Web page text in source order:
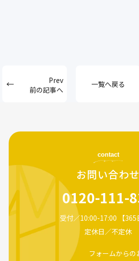
前の記事へ
一覧へ戻る
contact
お問い合わせ
0120-111-
受付／10:00-17:00 【
定休日／不定休
フォームからの